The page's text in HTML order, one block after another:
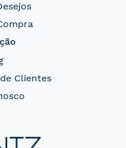
Clientes